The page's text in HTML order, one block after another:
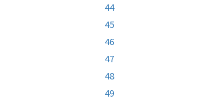
44
45
46
47
48
49